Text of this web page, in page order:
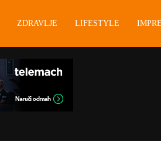
ZDRAVLJE LIFESTYLE